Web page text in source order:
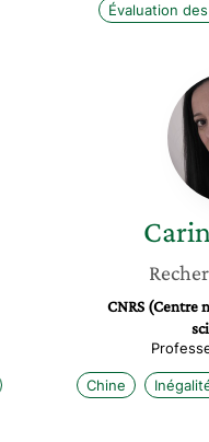
Évaluation
CNRS (Centre
Chine